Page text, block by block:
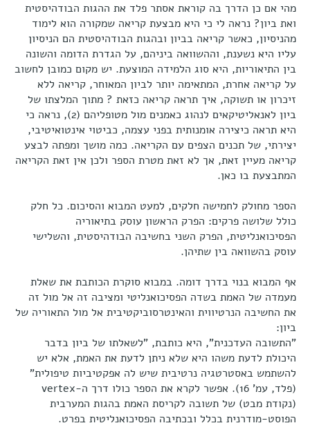
מהי אם כן הדרך בה קוראת אסתר פלד את ההגות הבודהיסטית
ואת ביון? נראה לי כי היא מבצעת קריאה שמקורה הוא לימוד
מהניסיון, כאשר קריאה בביון ובהגות הבודהיסטית הם הניסיון
עליו היא נשענת, וההשוואה ביניהם, על הגדרת הדומה והשונה
בין התיאוריות, היא סוג הלמידה המוצעת. יש מקום כמובן לחשוב
על קריאה אחרת, המתאימה יותר לביון המאוחר, קריאה ללא
זיכרון או תשוקה, איך תראה קריאה כזאת ? מתוך המלצתו של
ביון לאנאליטיקאים לנהוג כאמנים מול מטופליהם (2), נראה כי
היא תראה כיצירה אומנותית בפני עצמה, כביטוי אינטואיטיבי,
יצירתי, של תכנים הצפים עם הקריאה. כמה מושך ומפתה לבצע
קריאה מעיין זאת, אך לא זאת מטרת הספר ולכן אין זאת הקריאה
המתבצעת בו כאן.
הספר מחולק לחמישה חלקים, למעט המבוא והסיכום. כל חלק
כולל שלושה פרקים: הפרק הראשון עוסק בתיאוריה
הפסיכואנליטית, הפרק השני בחשיבה הבודהיסטית, והשלישי
עוסק בהשוואה בין שתיהן.
אף המבוא בנוי בדרך דומה. במבוא סוקרת הכותבת את שאלת
מעמדה של האמת בשדה הפסיכואנליטי ומציבה זה אל מול זה
את החשיבה הנרטיווית והאינטרסוביקטיבית אל מול התאוריה של
ביון:
"התשובה העדכנית", היא כותבת, "לשאלתו של ביון בדבר
היכולת לדעת משהו היא שלא ניתן לדעת את האמת, אלא יש
להשתמש באסטרטגיה נרטיבית שיש לה אפקטיביות טיפולית"
(פלד, עמ' 16). אפשר לקרא את הספר כולו דרך ה-vertex
(נקודת מבט) של תשובה לקריסת האמת בהגות המערבית
הפוסט-מודרנית בכלל ובכתיבה הפסיכואנליטית בפרט.